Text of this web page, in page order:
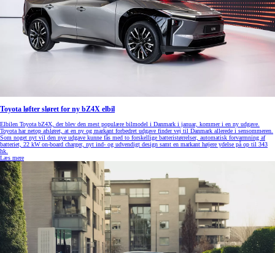
Toyota løfter sløret for ny bZ4X elbil
Elbilen Toyota bZ4X, der blev den mest populære bilmodel i Danmark i januar, kommer i en ny udgave.
Toyota har netop afsløret, at en ny og markant forbedret udgave finder vej til Danmark allerede i sensommeren.
Som noget nyt vil den nye udgave kunne fås med to forskellige batteristørrelser, automatisk forvarmning af
batteriet, 22 kW on-board charger, nyt ind- og udvendigt design samt en markant højere ydelse på op til 343
hk.
Læs mere